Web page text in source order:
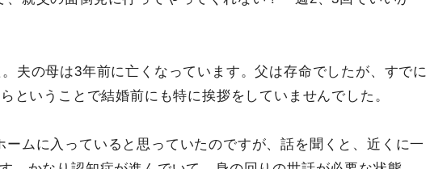
夫の母は3年前に亡くなっています。父は存命でしたが、すでに
ということで結婚前にも特に挨拶をしていませんでした。
ームに入っていると思っていたのですが、話を聞くと、近くに一